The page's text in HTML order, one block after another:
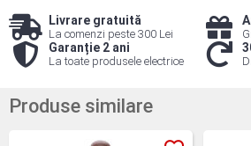
Livrare gratuită
La comenzi peste 300 Lei
Garanție 2 ani
La toate produsele electrice
Produse similare